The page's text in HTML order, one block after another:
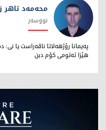
محەمەد تاهر زێبارى
محەمەد تاهر
نووسەر
پەیمانا رۆژهەلاتا ناڤەراست یا
هێزا ئەتومى کۆم دبن